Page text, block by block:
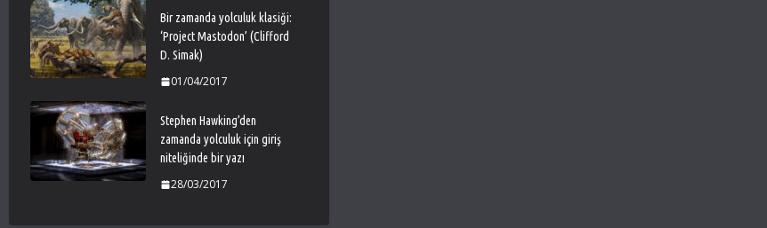
Bir zamanda yolculuk klasiği:
‘Project Mastodon’ (Clifford
D. Simak)
01/04/2017
Stephen Hawking’den
zamanda yolculuk için giriş
niteliğinde bir yazı
28/03/2017